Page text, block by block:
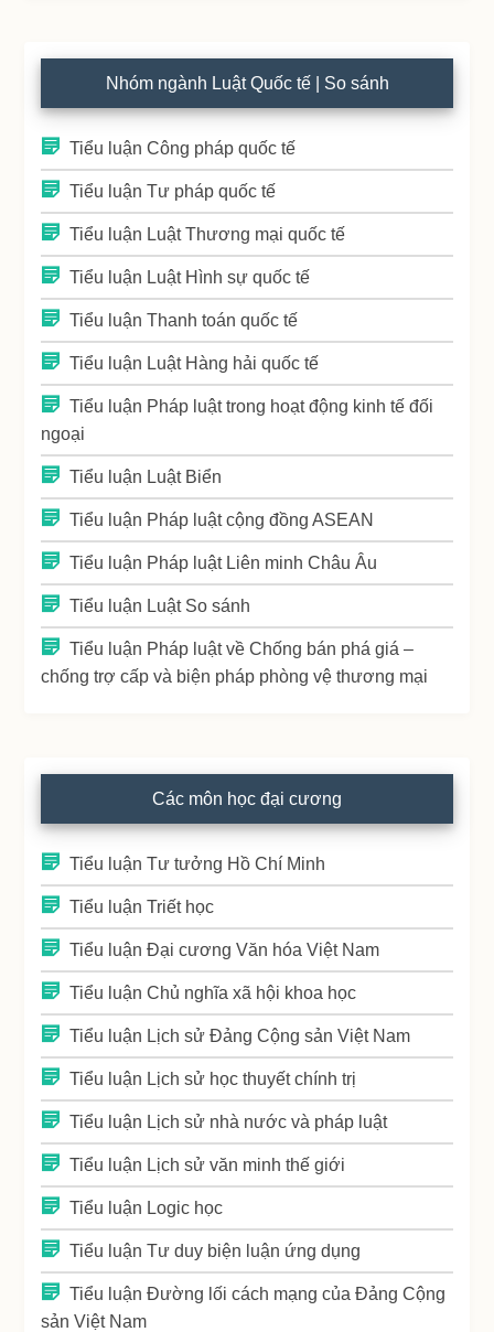
Nhóm ngành Luật Quốc tế | So sánh
Tiểu luận Công pháp quốc tế
Tiểu luận Tư pháp quốc tế
Tiểu luận Luật Thương mại quốc tế
Tiểu luận Luật Hình sự quốc tế
Tiểu luận Thanh toán quốc tế
Tiểu luận Luật Hàng hải quốc tế
Tiểu luận Pháp luật trong hoạt động kinh tế đối
ngoại
Tiểu luận Luật Biển
Tiểu luận Pháp luật cộng đồng ASEAN
Tiểu luận Pháp luật Liên minh Châu Âu
Tiểu luận Luật So sánh
Tiểu luận Pháp luật về Chống bán phá giá –
chống trợ cấp và biện pháp phòng vệ thương mại
Các môn học đại cương
Tiểu luận Tư tưởng Hồ Chí Minh
Tiểu luận Triết học
Tiểu luận Đại cương Văn hóa Việt Nam
Tiểu luận Chủ nghĩa xã hội khoa học
Tiểu luận Lịch sử Đảng Cộng sản Việt Nam
Tiểu luận Lịch sử học thuyết chính trị
Tiểu luận Lịch sử nhà nước và pháp luật
Tiểu luận Lịch sử văn minh thế giới
Tiểu luận Logic học
Tiểu luận Tư duy biện luận ứng dụng
Tiểu luận Đường lối cách mạng của Đảng Cộng
sản Việt Nam